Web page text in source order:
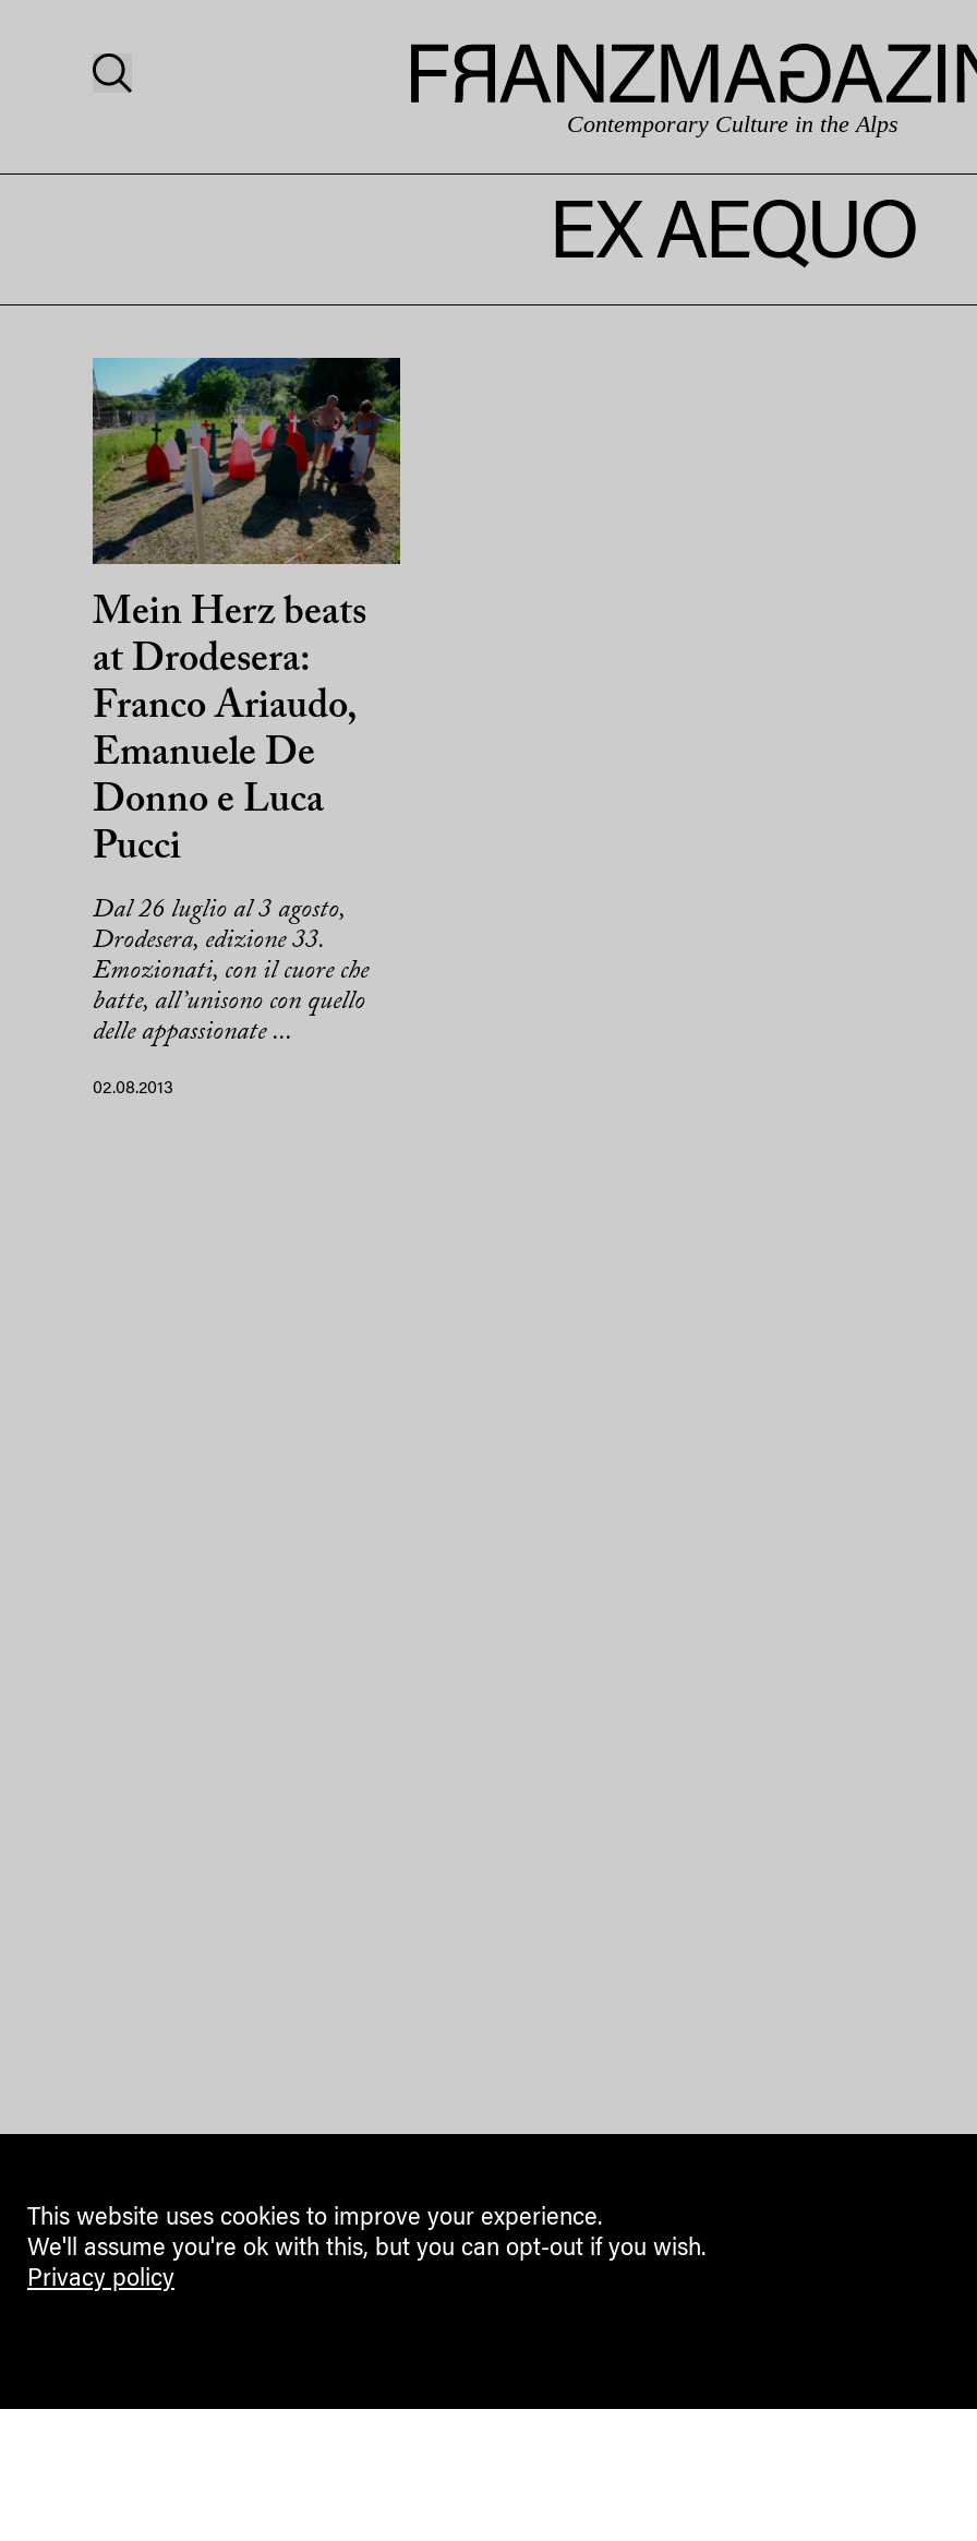
Contemporary Culture in the Alps
EX AEQUO
Mein Herz beats
at Drodesera:
Franco Ariaudo,
Emanuele De
Donno e Luca
Pucci
Dal 26 luglio al 3 agosto,
Drodesera, edizione 33.
Emozionati, con il cuore che
batte, all’unisono con quello
delle appassionate ...
02.08.2013
This website uses cookies to improve your experience.
We'll assume you're ok with this, but you can opt-out if you wish.
Privacy policy